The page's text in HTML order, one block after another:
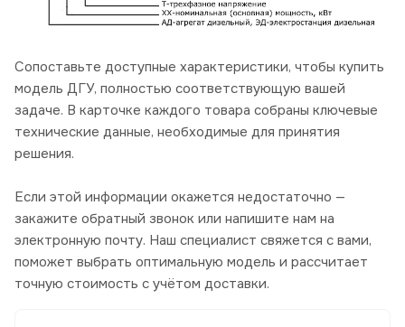
Сопоставьте доступные характеристики, чтобы купить
модель ДГУ, полностью соответствующую вашей
задаче. В карточке каждого товара собраны ключевые
технические данные, необходимые для принятия
решения.
Если этой информации окажется недостаточно —
закажите обратный звонок или напишите нам на
электронную почту. Наш специалист свяжется с вами,
поможет выбрать оптимальную модель и рассчитает
точную стоимость с учётом доставки.